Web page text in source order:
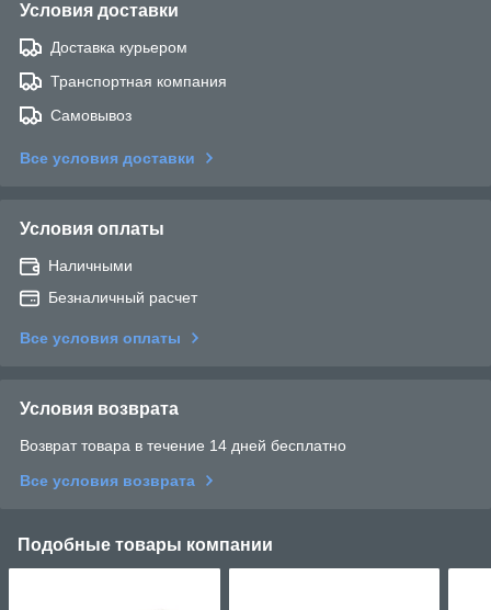
Условия доставки
Доставка курьером
Транспортная компания
Самовывоз
Все условия доставки
Условия оплаты
Наличными
Безналичный расчет
Все условия оплаты
Условия возврата
Возврат товара в течение 14 дней бесплатно
Все условия возврата
Подобные товары компании